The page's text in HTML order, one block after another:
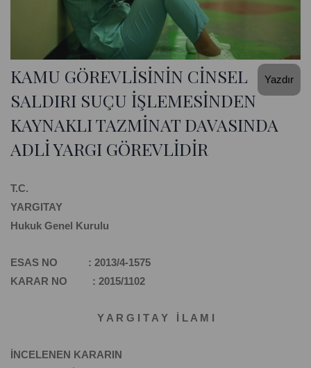
Yazdır
KAMU GÖREVLİSİNİN CİNSEL
SALDIRI SUÇU İŞLEMESİNDEN
KAYNAKLI TAZMİNAT DAVASINDA
ADLİ YARGI GÖREVLİDİR
T.C.
YARGITAY
Hukuk Genel Kurulu
ESAS NO : 2013/4-1575
KARAR NO : 2015/1102
Y A R G I T A Y İ L A M I
İNCELENEN KARARIN